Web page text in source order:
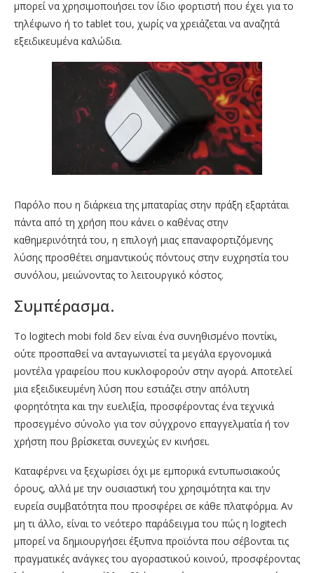
μπορεί να χρησιμοποιήσει τον ίδιο φορτιστή που έχει για το
τηλέφωνο ή το tablet του, χωρίς να χρειάζεται να αναζητά
εξειδικευμένα καλώδια.
Παρόλο που η διάρκεια της μπαταρίας στην πράξη εξαρτάται
πάντα από τη χρήση που κάνει ο καθένας στην
καθημερινότητά του, η επιλογή μιας επαναφορτιζόμενης
λύσης προσθέτει σημαντικούς πόντους στην ευχρηστία του
συνόλου, μειώνοντας το λειτουργικό κόστος.
Συμπέρασμα.
Το logitech mobi fold δεν είναι ένα συνηθισμένο ποντίκι,
ούτε προσπαθεί να ανταγωνιστεί τα μεγάλα εργονομικά
μοντέλα γραφείου που κυκλοφορούν στην αγορά. Αποτελεί
μια εξειδικευμένη λύση που εστιάζει στην απόλυτη
φορητότητα και την ευελιξία, προσφέροντας ένα τεχνικά
προσεγμένο σύνολο για τον σύγχρονο επαγγελματία ή τον
χρήστη που βρίσκεται συνεχώς εν κινήσει.
Καταφέρνει να ξεχωρίσει όχι με εμπορικά εντυπωσιακούς
όρους, αλλά με την ουσιαστική του χρησιμότητα και την
ευρεία συμβατότητα που προσφέρει σε κάθε πλατφόρμα. Αν
μη τι άλλο, είναι το νεότερο παράδειγμα του πώς η logitech
μπορεί να δημιουργήσει έξυπνα προϊόντα που σέβονται τις
πραγματικές ανάγκες του αγοραστικού κοινού, προσφέροντας